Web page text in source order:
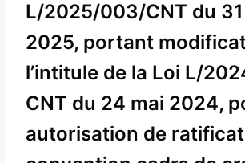
L/2025/003/CNT du
2025, portant
l’intitule de la Loi L/
CNT du 24 mai 2024,
autorisation de